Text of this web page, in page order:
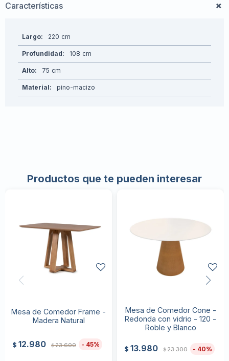
Características
Largo 220
Profundidad 108
Alto 75
Material pino-macizo
Productos que te pueden interesar
Mesa de Comedor Frame -
Madera Natural
$ 12.980 $23.600 45
Mesa de Comedor Cone -
Redonda con vidrio - 120 -
Roble y Blanco
$ 13.980 $23.300 40